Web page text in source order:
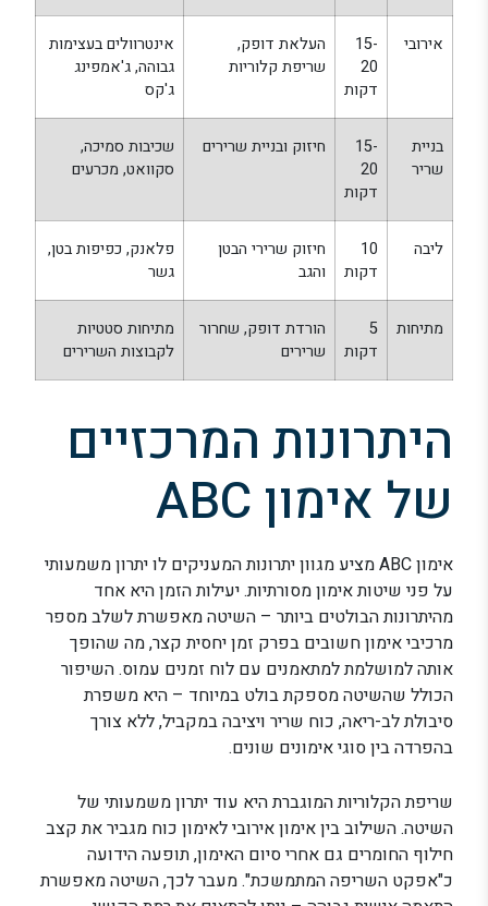
אירובי
15-
20
דקות
העלאת דופק,
שריפת קלוריות
אינטרוולים בעצימות
גבוהה, ג'אמפינג
ג'קס
בניית
שריר
15-
20
דקות
חיזוק ובניית שרירים
שכיבות סמיכה,
סקוואט, מכרעים
ליבה
10
דקות
חיזוק שרירי הבטן
והגב
פלאנק, כפיפות בטן,
גשר
מתיחות
5
דקות
הורדת דופק, שחרור
שרירים
מתיחות סטטיות
לקבוצות השרירים
היתרונות המרכזיים
של אימון ABC
אימון ABC מציע מגוון יתרונות המעניקים לו יתרון משמעותי
על פני שיטות אימון מסורתיות. יעילות הזמן היא אחד
מהיתרונות הבולטים ביותר – השיטה מאפשרת לשלב מספר
מרכיבי אימון חשובים בפרק זמן יחסית קצר, מה שהופך
אותה למושלמת למתאמנים עם לוח זמנים עמוס. השיפור
הכולל שהשיטה מספקת בולט במיוחד – היא משפרת
סיבולת לב-ריאה, כוח שריר ויציבה במקביל, ללא צורך
בהפרדה בין סוגי אימונים שונים.
שריפת הקלוריות המוגברת היא עוד יתרון משמעותי של
השיטה. השילוב בין אימון אירובי לאימון כוח מגביר את קצב
חילוף החומרים גם אחרי סיום האימון, תופעה הידועה
כ"אפקט השריפה המתמשכת". מעבר לכך, השיטה מאפשרת